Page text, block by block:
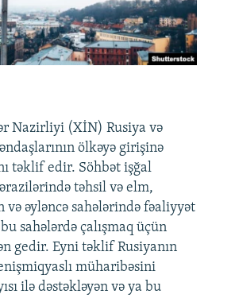
Nazirliyi (XİN) Rusiya və
ölkəyə girişinə
təklif edir. Söhbət işğal
təhsil və elm,
və əyləncə sahələrində fəaliyyət
sahələrdə çalışmaq üçün
gedir. Eyni təklif Rusiyanın
müharibəsini
ilə dəstəkləyən və ya bu